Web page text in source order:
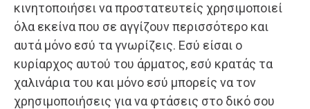
κινητοποιήσει να προστατευτείς χρησιμοποιεί
όλα εκείνα που σε αγγίζουν περισσότερο και
αυτά μόνο εσύ τα γνωρίζεις. Εσύ είσαι ο
κυρίαρχος αυτού του άρματος, εσύ κρατάς τα
χαλινάρια του και μόνο εσύ μπορείς να τον
χρησιμοποιήσεις για να φτάσεις στο δικό σου